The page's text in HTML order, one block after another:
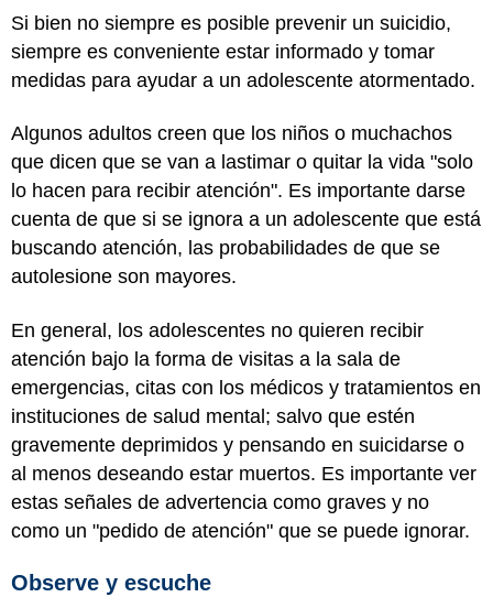
Si bien no siempre es posible prevenir un suicidio,
siempre es conveniente estar informado y tomar
medidas para ayudar a un adolescente atormentado.
Algunos adultos creen que los niños o muchachos
que dicen que se van a lastimar o quitar la vida "solo
lo hacen para recibir atención". Es importante darse
cuenta de que si se ignora a un adolescente que está
buscando atención, las probabilidades de que se
autolesione son mayores.
En general, los adolescentes no quieren recibir
atención bajo la forma de visitas a la sala de
emergencias, citas con los médicos y tratamientos en
instituciones de salud mental; salvo que estén
gravemente deprimidos y pensando en suicidarse o
al menos deseando estar muertos. Es importante ver
estas señales de advertencia como graves y no
como un "pedido de atención" que se puede ignorar.
Observe y escuche